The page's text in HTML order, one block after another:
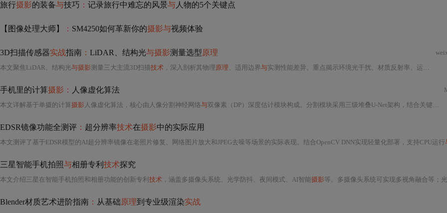
旅行摄影的装备与技巧 ： 记录旅行中难忘的风景与 人物的5个关键点
【图像处理大师】 ： SM4250如何革新你的摄影与视频体验
3D扫描传感器实战指南 ： LiDAR、结构光与摄影测量选型原理
本文聚焦LiDAR、结构光与摄影测量三大主流3D扫描技术 ，深入剖析其物理原理 、适用边界与实测性能差异。重点揭示环境光干扰、材质反射率、运动模糊等关键限制因素，提出基于场景的三步选型决策法，并给出数据处理、现场执行
手机里的计算摄影： 人像虚化算法
本文详解基于单摄的计算 摄影 人像虚化算法，核心由人像分割神经网络与双像素（DP）深度估计模块构成。分割模块采用三级堆叠U-Net架构，结合关键点辅助训练
EDSR镜像功能全测评 ： 超分辨率技术在摄影中的实际应用
本文测评了基于EDSR模型的AI超分辨率镜像在老照片修复、网络图片放大和JPEG去噪等场景的实际表现。结合OpenCV DNN实现轻量化部署，支持CPU运行
三星智能手机拍照与相册专利 技术探究
本文介绍三星在智能手机拍照和相册功能的创新专利 技术 ，涵盖多摄像头系统、光学防抖、夜间模式、AI智能摄影等。多摄像头系统可实现多视角融合等；光学防抖提升拍摄稳定性；夜间模式有长
Blender材质艺术进阶指南 ： 从基础原理到专业级渲染实战